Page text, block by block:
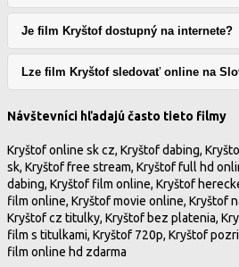
Je film Kryštof dostupný na internete?
Lze film Kryštof sledovať online na
Návštevníci hľadajú často tieto filmy
Kryštof online sk cz, Kryštof dabing,
sk, Kryštof free stream, Kryštof full hd
dabing, Kryštof film online, Kryštof
film online, Kryštof movie online, Kryštof
Kryštof cz titulky, Kryštof bez platenia,
film s titulkami, Kryštof 720p, Kryštof
film online hd zdarma